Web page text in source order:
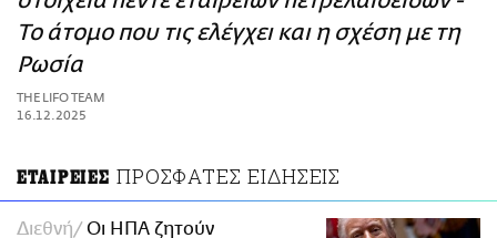
ΑΜΠΑ
PRINT
Το άτομο που τις ελέγχει και η σχέση με τη
Ρωσία
THE LIFO TEAM
16.12.2025
ΕΤΑΙΡΕΙΕΣ ΠΡΟΣΦΑΤΕΣ ΕΙΔΗΣΕΙΣ
Διεθνή
Οι ΗΠΑ ζητούν